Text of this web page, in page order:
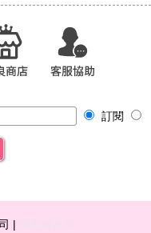
訂閱
|